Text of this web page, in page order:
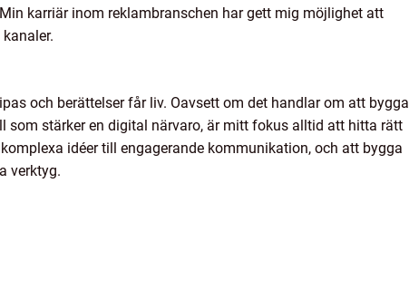
karriär inom reklambranschen har gett mig möjlighet att
och berättelser får liv. Oavsett om det handlar om att bygga
som stärker en digital närvaro, är mitt fokus alltid att hitta rätt
idéer till engagerande kommunikation, och att bygga
verktyg.